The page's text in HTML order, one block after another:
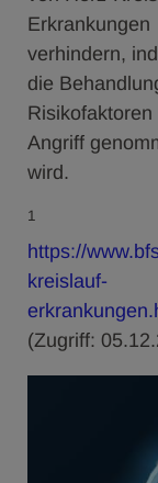
Erkrankungen
verhindern,
die
Risikofaktoren
Angriff
wird.
1
https://
kreislauf-
(Zugriff: